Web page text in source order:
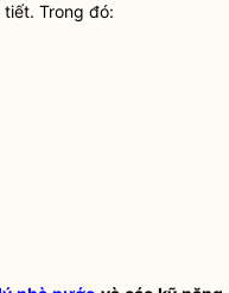
Trong đó: